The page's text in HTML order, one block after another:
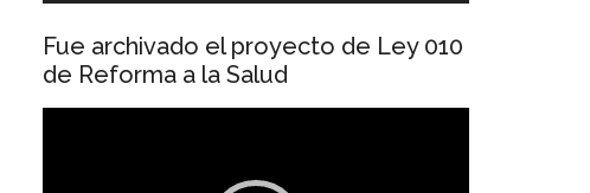
Fue archivado el proyecto de Ley 010
de Reforma a la Salud